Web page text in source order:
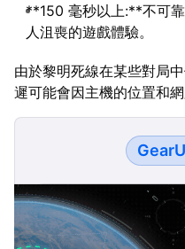
**150 毫秒以上:**不可
人沮喪的遊戲體驗。
由於黎明死線在某些對局
遲可能會因主機的位置和